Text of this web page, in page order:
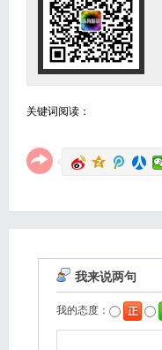
关键词阅读：